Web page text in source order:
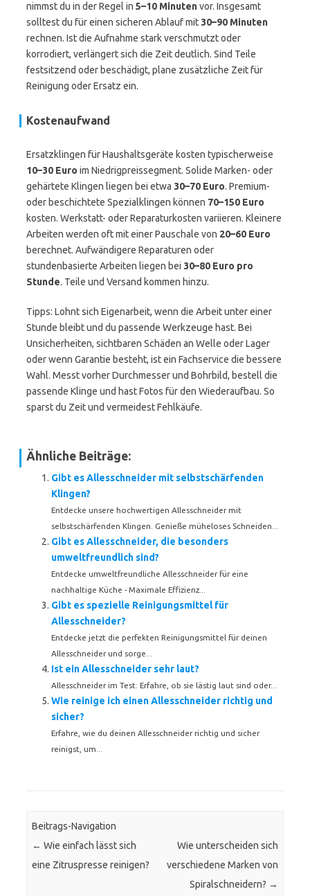
nimmst du in der Regel in 5–10 Minutenvor. Insgesamt
solltest du für einen sicheren Ablauf mit 30–90 Minuten
rechnen. Ist die Aufnahme stark verschmutzt oder
korrodiert, verlängert sich die Zeit deutlich. Sind Teile
festsitzend oder beschädigt, plane zusätzliche Zeit für
Reinigung oder Ersatz ein.
Kostenaufwand
Ersatzklingen für Haushaltsgeräte kosten typischerweise
10–30 Euro im Niedrigpreissegment. Solide Marken- oder
gehärtete Klingen liegen bei etwa 30–70 Euro. Premium-
oder beschichtete Spezialklingen können 70–150 Euro
kosten. Werkstatt- oder Reparaturkosten variieren. Kleinere
Arbeiten werden oft mit einer Pauschale von 20–60 Euro
berechnet. Aufwändigere Reparaturen oder
stundenbasierte Arbeiten liegen bei 30–80 Euro pro
Stunde. Teile und Versand kommen hinzu.
Tipps: Lohnt sich Eigenarbeit, wenn die Arbeit unter einer
Stunde bleibt und du passende Werkzeuge hast. Bei
Unsicherheiten, sichtbaren Schäden an Welle oder Lager
oder wenn Garantie besteht, ist ein Fachservice die bessere
Wahl. Messt vorher Durchmesser und Bohrbild, bestell die
passende Klinge und hast Fotos für den Wiederaufbau. So
sparst du Zeit und vermeidest Fehlkäufe.
Ähnliche Beiträge:
Gibt es Allesschneider mit selbstschärfenden
Klingen?
Entdecke unsere hochwertigen Allesschneider mit
selbstschärfenden Klingen. Genieße müheloses Schneiden...
Gibt es Allesschneider, die besonders
umweltfreundlich sind?
Entdecke umweltfreundliche Allesschneider für eine
nachhaltige Küche - Maximale Effizienz...
Gibt es spezielle Reinigungsmittel für
Allesschneider?
Entdecke jetzt die perfekten Reinigungsmittel für deinen
Allesschneider und sorge...
Ist ein Allesschneider sehr laut?
Allesschneider im Test: Erfahre, ob sie lästig laut sind oder...
Wie reinige ich einen Allesschneider richtig und
sicher?
Erfahre, wie du deinen Allesschneider richtig und sicher
reinigst, um...
Beitrags-Navigation
← Wie einfach lässt sich
eine Zitruspresse reinigen?
Wie unterscheiden sich
verschiedene Marken von
Spiralschneidern? →